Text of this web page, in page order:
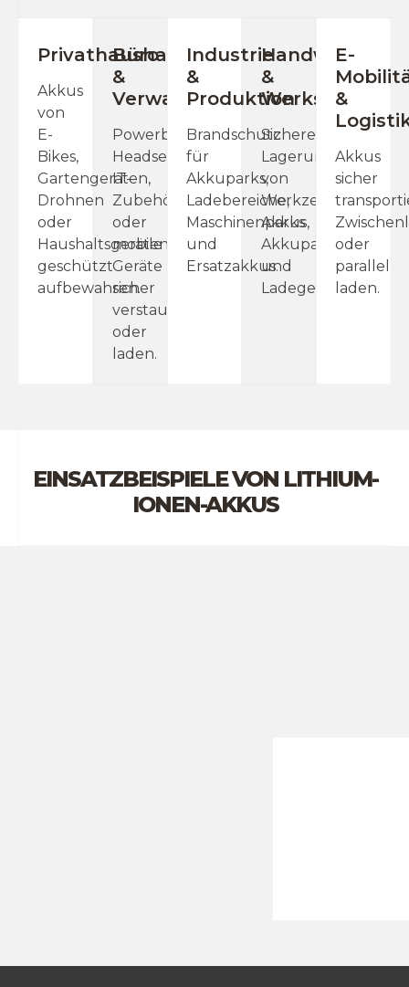
Privathaushalte
Akkus
von
E-
Bikes,
Gartengeräten,
Drohnen
oder
Haushaltsgeräten
geschützt
aufbewahren.
Büro
&
Verwaltung
Powerbanks,
Headsets,
IT-
Zubehör
oder
mobile
Geräte
sicher
verstauen
oder
laden.
Industrie
&
Produktion
Brandschutz
für
Akkuparks,
Ladebereiche,
Maschinenparks
und
Ersatzakkus.
Handwerk
&
Werkstätten
Sichere
Lagerung
von
Werkzeug-
Akkus,
Akkupacks
und
Ladegeräten.
E-
&
Akkus
sicher
oder
parallel
laden.
EINSATZBEISPIELE VON LITHIUM-
IONEN-AKKUS